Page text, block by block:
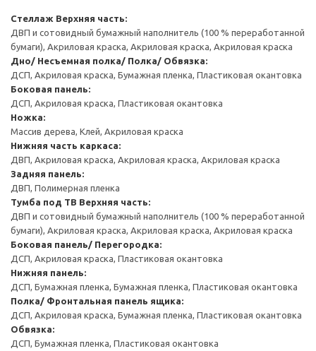
Стеллаж Верхняя часть:
ДВП и сотовидный бумажный наполнитель (100 % переработанной
бумаги), Акриловая краска, Акриловая краска, Акриловая краска
Дно/ Несъемная полка/ Полка/ Обвязка:
ДСП, Акриловая краска, Бумажная пленка, Пластиковая окантовка
Боковая панель:
ДСП, Акриловая краска, Пластиковая окантовка
Ножка:
Массив дерева, Клей, Акриловая краска
Нижняя часть каркаса:
ДВП, Акриловая краска, Акриловая краска, Акриловая краска
Задняя панель:
ДВП, Полимерная пленка
Тумба под ТВ Верхняя часть:
ДВП и сотовидный бумажный наполнитель (100 % переработанной
бумаги), Акриловая краска, Акриловая краска, Акриловая краска
Боковая панель/ Перегородка:
ДСП, Акриловая краска, Пластиковая окантовка
Нижняя панель:
ДСП, Бумажная пленка, Бумажная пленка, Пластиковая окантовка
Полка/ Фронтальная панель ящика:
ДСП, Акриловая краска, Бумажная пленка, Пластиковая окантовка
Обвязка:
ДСП, Бумажная пленка, Пластиковая окантовка